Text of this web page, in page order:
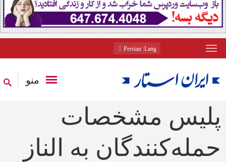
Lang
: Persian
منو
پلیس مشخصات
حمله‌کنندگان به الناز